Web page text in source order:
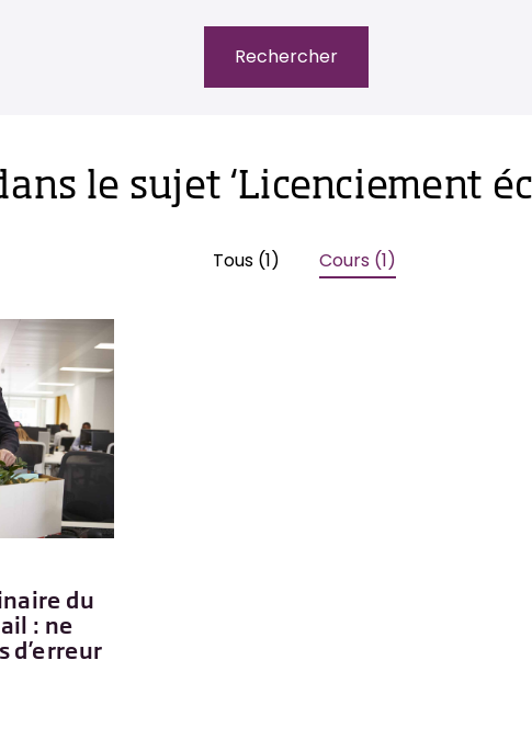
le sujet ‘Licenciement
Tous (1) Cours (1)
du
: ne
d’erreur